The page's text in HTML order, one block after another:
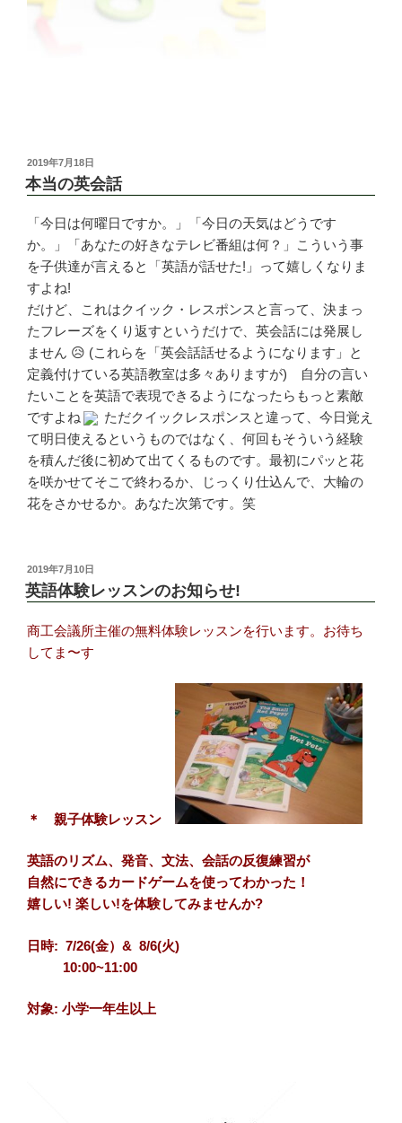
投
稿
日:
2019年7月18日
本当の英会話
「今日は何曜日ですか。」「今日の天気はどうです
か。」「あなたの好きなテレビ番組は何？」こういう事
を子供達が言えると「英語が話せた!」って嬉しくなりま
すよね!
だけど、これはクイック・レスポンスと言って、決まっ
たフレーズをくり返すというだけで、英会話には発展し
ません 😥 (これらを「英会話話せるようになります」と
定義付けている英語教室は多々ありますが) 自分の言い
たいことを英語で表現できるようになったらもっと素敵
ですよね
ただクイックレスポンスと違って、今日覚え
て明日使えるというものではなく、何回もそういう経験
を積んだ後に初めて出てくるものです。最初にパッと花
を咲かせてそこで終わるか、じっくり仕込んで、大輪の
花をさかせるか。あなた次第です。笑
投
稿
日:
2019年7月10日
英語体験レッスンのお知らせ!
商工会議所主催の無料体験レッスンを行います。お待ち
してま〜す
＊ 親子体験レッスン
英語のリズム、発音、文法、会話の反復練習が
自然にできるカードゲームを使ってわかった！
嬉しい! 楽しい!を体験してみませんか?
日時: 7/26(金）& 8/6(火)
10:00~11:00
対象: 小学一年生以上